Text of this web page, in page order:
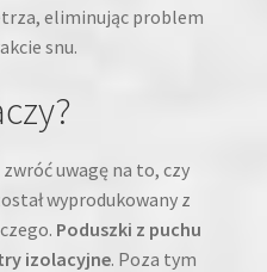
eliminując problem
snu.
uwagę na to, czy
wyprodukowany z
Poduszki z puchu
izolacyjne. Poza tym